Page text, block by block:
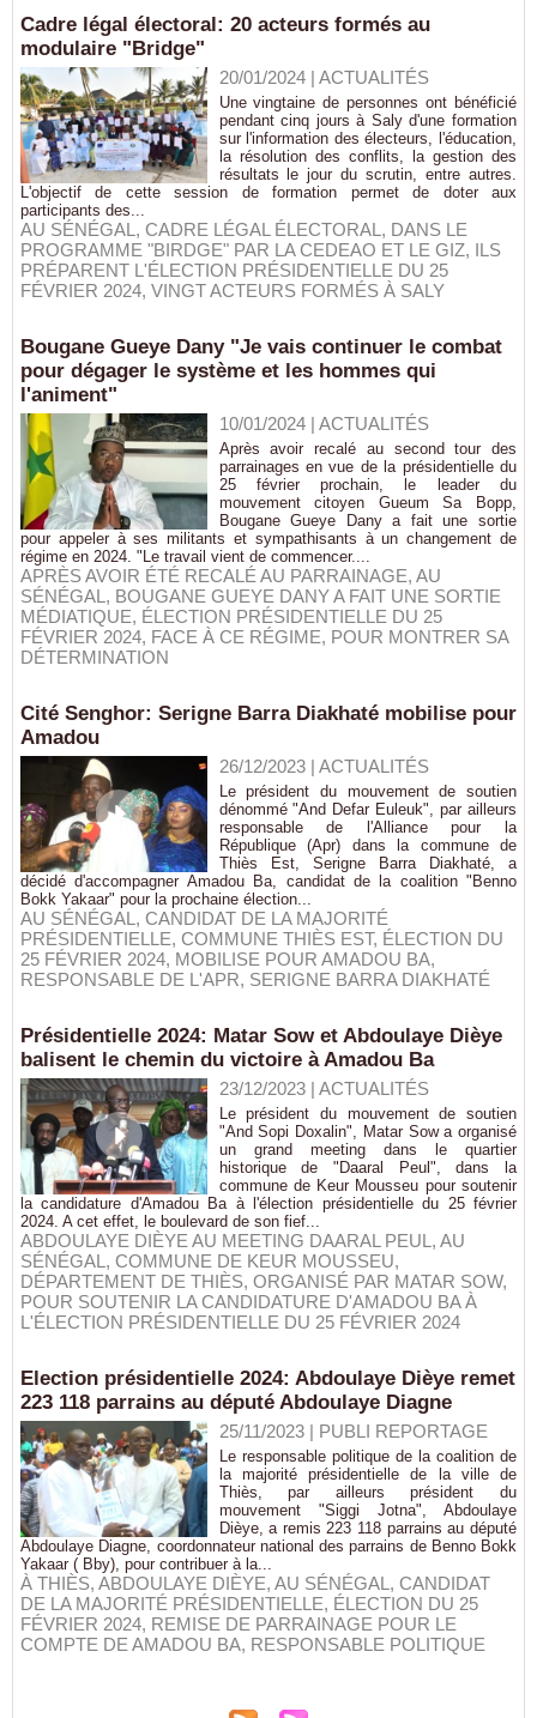
Cadre légal électoral: 20 acteurs formés au
modulaire "Bridge"
20/01/2024| ACTUALITÉS
Une vingtaine de personnes ont bénéficié
pendant cinq jours à Saly d'une formation
sur l'information des électeurs, l'éducation,
la résolution des conflits, la gestion des
résultats le jour du scrutin, entre autres.
L'objectif de cette session de formation permet de doter aux
participants des...
AU SÉNÉGAL , CADRE LÉGAL ÉLECTORAL , DANS LE
PROGRAMME "BIRDGE" PAR LA CEDEAO ET LE GIZ, ILS
PRÉPARENT L'ÉLECTION PRÉSIDENTIELLE DU 25
FÉVRIER 2024, VINGT ACTEURS FORMÉS À SALY
Bougane Gueye Dany "Je vais continuer le combat
pour dégager le système et les hommes qui
l'animent"
10/01/2024| ACTUALITÉS
Après avoir recalé au second tour des
parrainages en vue de la présidentielle du
25 février prochain, le leader du
mouvement citoyen Gueum Sa Bopp,
Bougane Gueye Dany a fait une sortie
pour appeler à ses militants et sympathisants à un changement de
régime en 2024. "Le travail vient de commencer....
APRÈS AVOIR ÉTÉ RECALÉ AU PARRAINAGE, AU
SÉNÉGAL , BOUGANE GUEYE DANY A FAIT UNE SORTIE
MÉDIATIQUE, ÉLECTION PRÉSIDENTIELLE DU 25
FÉVRIER 2024, FACE À CE RÉGIME, POUR MONTRER SA
DÉTERMINATION
Cité Senghor: Serigne Barra Diakhaté mobilise pour
Amadou
26/12/2023| ACTUALITÉS
Le président du mouvement de soutien
dénommé "And Defar Euleuk", par ailleurs
responsable de l'Alliance pour la
République (Apr) dans la commune de
Thiès Est, Serigne Barra Diakhaté, a
décidé d'accompagner Amadou Ba, candidat de la coalition "Benno
Bokk Yakaar" pour la prochaine élection...
AU SÉNÉGAL , CANDIDAT DE LA MAJORITÉ
PRÉSIDENTIELLE, COMMUNE THIÈS EST, ÉLECTION DU
25 FÉVRIER 2024, MOBILISE POUR AMADOU BA,
RESPONSABLE DE L'APR, SERIGNE BARRA DIAKHATÉ
Présidentielle 2024: Matar Sow et Abdoulaye Dièye
balisent le chemin du victoire à Amadou Ba
23/12/2023| ACTUALITÉS
Le président du mouvement de soutien
"And Sopi Doxalin", Matar Sow a organisé
un grand meeting dans le quartier
historique de "Daaral Peul", dans la
commune de Keur Mousseu pour soutenir
la candidature d'Amadou Ba à l'élection présidentielle du 25 février
2024. A cet effet, le boulevard de son fief...
ABDOULAYE DIÈYE AU MEETING DAARAL PEUL , AU
SÉNÉGAL , COMMUNE DE KEUR MOUSSEU,
DÉPARTEMENT DE THIÈS, ORGANISÉ PAR MATAR SOW,
POUR SOUTENIR LA CANDIDATURE D'AMADOU BA À
L'ÉLECTION PRÉSIDENTIELLE DU 25 FÉVRIER 2024
Election présidentielle 2024: Abdoulaye Dièye remet
223 118 parrains au député Abdoulaye Diagne
25/11/2023| PUBLI REPORTAGE
Le responsable politique de la coalition de
la majorité présidentielle de la ville de
Thiès, par ailleurs président du
mouvement "Siggi Jotna", Abdoulaye
Dièye, a remis 223 118 parrains au député
Abdoulaye Diagne, coordonnateur national des parrains de Benno Bokk
Yakaar ( Bby), pour contribuer à la...
À THIÈS, ABDOULAYE DIÈYE, AU SÉNÉGAL , CANDIDAT
DE LA MAJORITÉ PRÉSIDENTIELLE, ÉLECTION DU 25
FÉVRIER 2024, REMISE DE PARRAINAGE POUR LE
COMPTE DE AMADOU BA, RESPONSABLE POLITIQUE